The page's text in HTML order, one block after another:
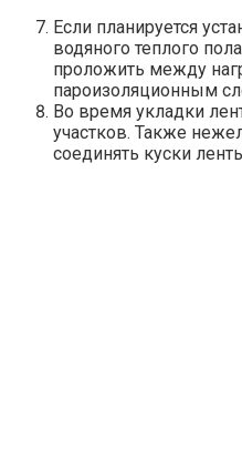
Если планируется
водяного теплого
проложить между
пароизоляционным
Во время укладки
участков. Также
соединять куски